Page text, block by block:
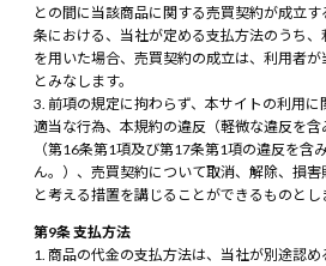
との間に当該商品に関する売買契約が成立
条における、当社が定める支払方法のうち
を用いた場合、売買契約の成立は、利用者
とみなします。
前項の規定に拘わらず、本サイトの利用
適当な行為、本規約の違反（軽微な違反を
（第16条第1項及び第17条第1項の違反を含
ん。）、売買契約について取消、解除、損
と考える措置を講じることができるものとし
第9条 支払方法
商品の代金の支払方法は、当社が別途認め